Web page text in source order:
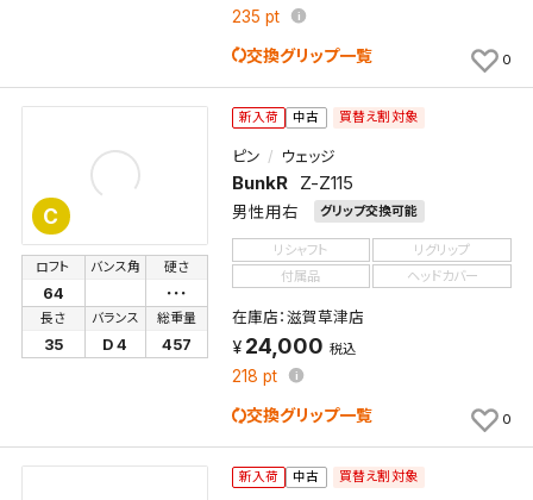
235 pt
交換グリップ一覧 0
C
新入荷 中古 買替え割対象
ピン ウェッジ
BunkR Z-Z115
男性用右 グリップ交換可能
ロフト
64
バンス角 硬さ
･･･
長さ
35
バランス
D 4
総重量
457
リシャフト
リグリップ
付属品
ヘッドカバー
在庫店：滋賀草津店
24,000 税込
218 pt
交換グリップ一覧 0
新入荷 中古 買替え割対象
検索条件を保存
この検索条件をマイページ内「保存検索条件一覧」に
保存します。
よく探す商品を、毎回条件指定することなく簡単に開
くことができます。
検索条件を保存